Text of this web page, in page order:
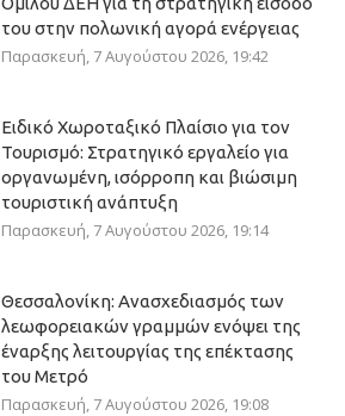
του στην πολωνική αγορά ενέργειας
Παρασκευή, 7 Αυγούστου 2026, 19:42
Ειδικό Χωροταξικό Πλαίσιο για τον
Τουρισμό: Στρατηγικό εργαλείο για
οργανωμένη, ισόρροπη και βιώσιμη
τουριστική ανάπτυξη
Παρασκευή, 7 Αυγούστου 2026, 19:14
Θεσσαλονίκη: Ανασχεδιασμός των
λεωφορειακών γραμμών ενόψει της
έναρξης λειτουργίας της επέκτασης
του Μετρό
Παρασκευή, 7 Αυγούστου 2026, 19:08